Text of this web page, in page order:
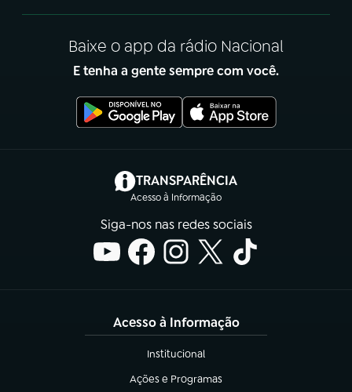
Baixe o app da rádio Nacional
E tenha a gente sempre com você.
TRANSPARÊNCIA
Acesso à Informação
(abre em nova aba)
Siga-nos nas redes sociais
Acesso à Informação
Institucional
(abre em nova aba)
Ações e Programas
(abre em nova aba)